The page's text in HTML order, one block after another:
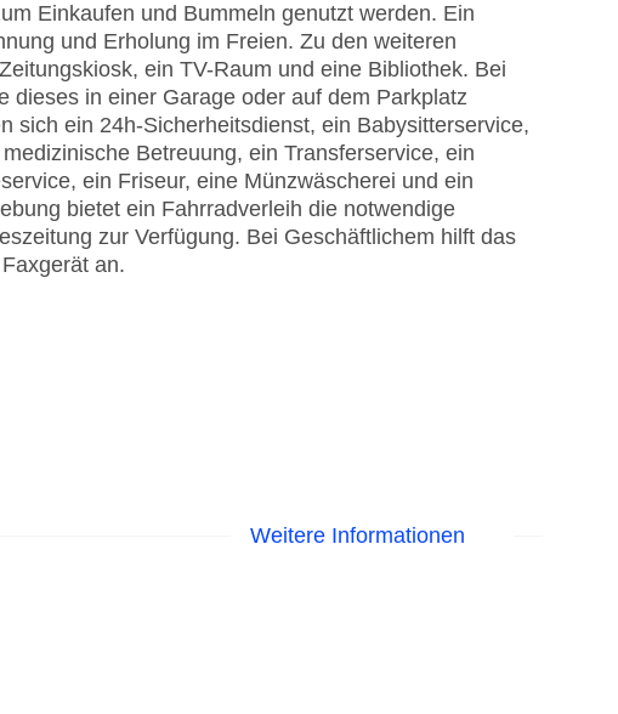
Einkaufen und Bummeln genutzt werden. Ein
und Erholung im Freien. Zu den weiteren
ein TV-Raum und eine Bibliothek. Bei
dieses in einer Garage oder auf dem Parkplatz
sich ein 24h-Sicherheitsdienst, ein Babysitterservice,
Betreuung, ein Transferservice, ein
ein Friseur, eine Münzwäscherei und ein
bietet ein Fahrradverleih die notwendige
zur Verfügung. Bei Geschäftlichem hilft das
an.
Weitere Informationen